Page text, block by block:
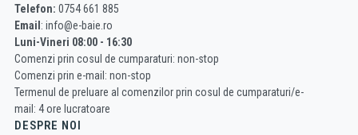
Telefon: 0754 661 885
Email : info@e-baie.ro
Luni-Vineri 08:00 - 16:30
Comenzi prin cosul de cumparaturi: non-stop
Comenzi prin e-mail: non-stop
Termenul de preluare al comenzilor prin cosul de cumparaturi/e-
mail: 4 ore lucratoare
DESPRE NOI